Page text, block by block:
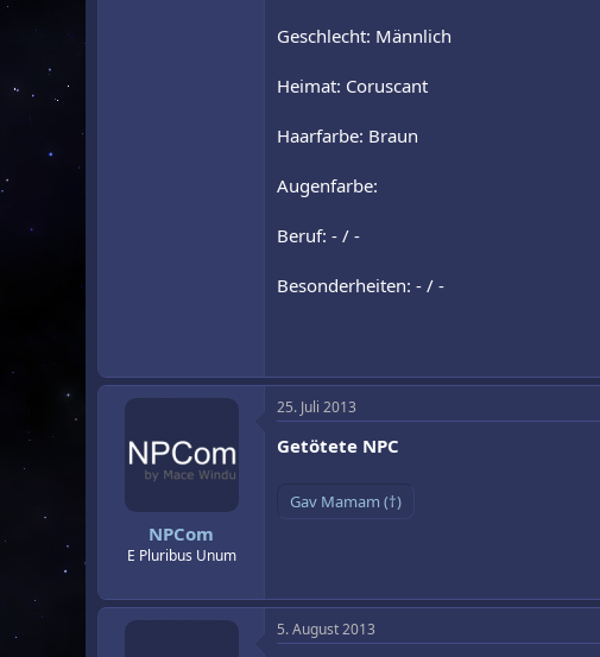
Geschlecht: Männlich
Heimat: Coruscant
Haarfarbe: Braun
Augenfarbe:
Beruf: - / -
Besonderheiten: - / -
NPCom
E Pluribus Unum
25. Juli 2013
Getötete NPC
5. August 2013